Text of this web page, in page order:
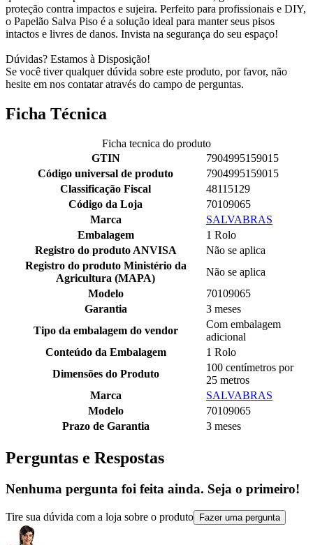
proteção contra impactos e sujeira. Perfeito para profissionais e DIY,
o Papelão Salva Piso é a solução ideal para manter seus pisos
intactos e livres de danos. Invista na segurança do seu espaço!
Dúvidas? Estamos à Disposição!
Se você tiver qualquer dúvida sobre este produto, por favor, não
hesite em nos contatar através do campo de perguntas.
Ficha Técnica
Ficha tecnica do produto
GTIN
7904995159015
Código universal de produto
7904995159015
Classificação Fiscal
48115129
Código da Loja
70109065
Marca
SALVABRAS
Embalagem
1 Rolo
Registro do produto ANVISA
Não se aplica
Registro do produto Ministério da
Agricultura (MAPA)
Não se aplica
Modelo
70109065
Garantia
3 meses
Tipo da embalagem do vendor
Com embalagem
adicional
Conteúdo da Embalagem
1 Rolo
Dimensões do Produto
100 centímetros por
25 metros
Marca
SALVABRAS
Modelo
70109065
Prazo de Garantia
3 meses
Perguntas e Respostas
Nenhuma pergunta foi feita ainda. Seja o primeiro!
Tire sua dúvida com a loja sobre o produto Fazer uma pergunta